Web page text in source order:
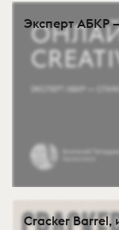
Эксперт АБКР
Cracker Barrel,